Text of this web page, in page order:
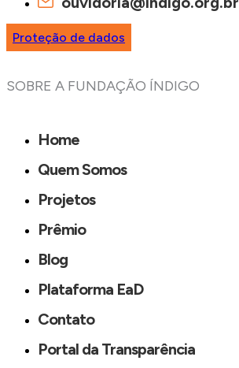
Proteção de dados
SOBRE A FUNDAÇÃO ÍNDIGO
Home
Quem Somos
Projetos
Prêmio
Blog
Plataforma EaD
Contato
Portal da Transparência